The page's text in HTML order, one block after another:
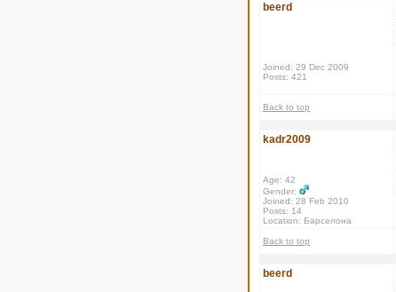
beerd
Joined: 29 Dec 2009
Posts: 421
Back to top
kadr2009
Age: 42
Gender:
Joined: 28 Feb 2010
Posts: 14
Location: Барселона
Back to top
beerd